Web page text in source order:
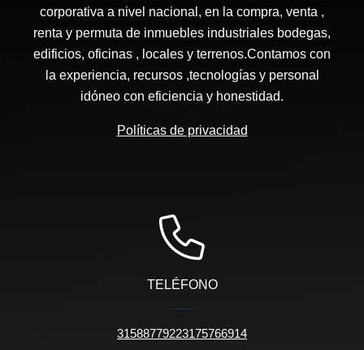
corporativa a nivel nacional, en la compra, venta ,
renta y permuta de inmuebles industriales bodegas,
edificios, oficinas , locales y terrenos.Contamos con
la experiencia, recursos ,tecnologías y personal
idóneo con eficiencia y honestidad.
Políticas de privacidad
TELÉFONO
31588779223175766914